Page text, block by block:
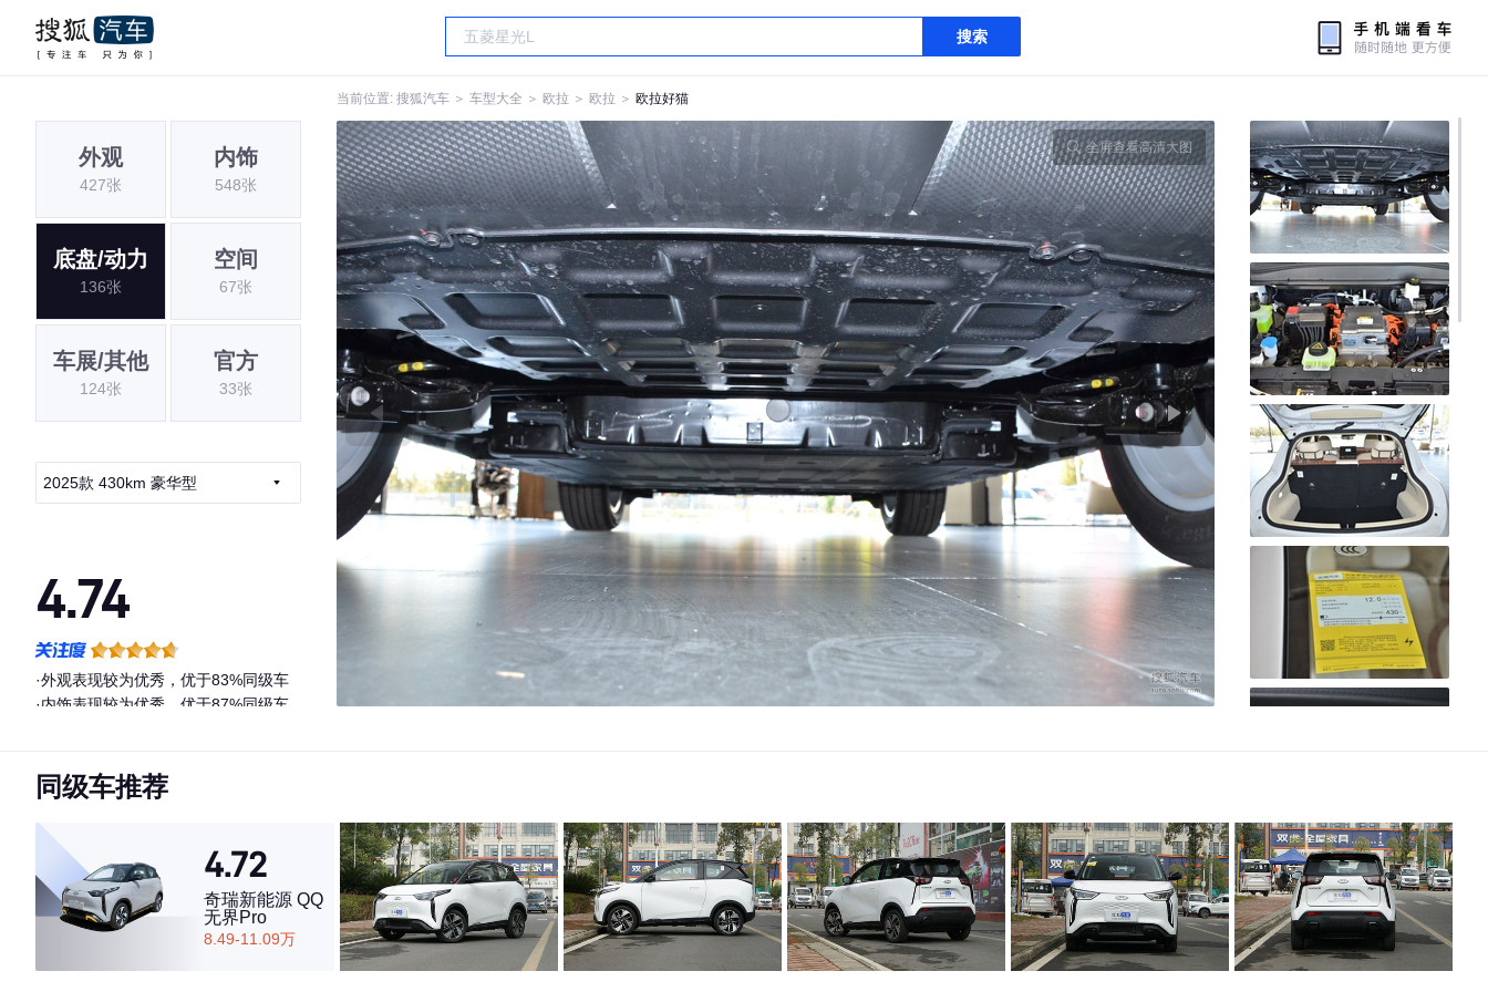
搜索
当前位置: 搜狐汽车 ＞ 车型大全 ＞ 欧拉 ＞ 欧拉 ＞ 欧拉好猫
外观
427张
内饰
548张
底盘/动力
136张
空间
67张
车展/其他
124张
官方
33张
2025款 430km 豪华型
4.74
·外观表现较为优秀，优于83%同级车
·内饰表现较为优秀，优于87%同级车
全屏查看高清大图
同级车推荐
4.72
奇瑞新能源 QQ
无界Pro
8.49-11.09万